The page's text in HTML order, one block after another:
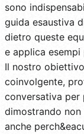
sono
guida esaustiva
dietro queste
e applica
Il nostro
coinvolgente,
conversativa per
dimostrando
anche